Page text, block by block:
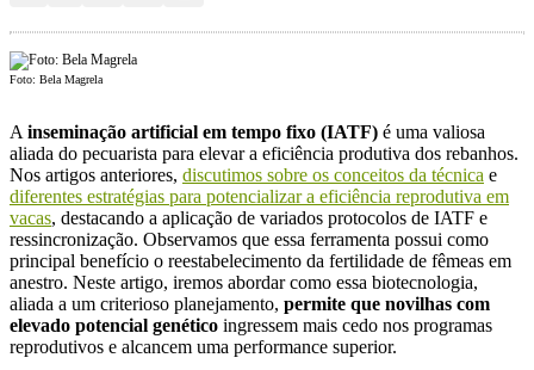
Foto: Bela Magrela
A inseminação artificial em tempo fixo (IATF) é uma valiosa
aliada do pecuarista para elevar a eficiência produtiva dos rebanhos.
Nos artigos anteriores, discutimos sobre os conceitos da técnica e
diferentes estratégias para potencializar a eficiência reprodutiva em
vacas, destacando a aplicação de variados protocolos de IATF e
ressincronização. Observamos que essa ferramenta possui como
principal benefício o reestabelecimento da fertilidade de fêmeas em
anestro. Neste artigo, iremos abordar como essa biotecnologia,
aliada a um criterioso planejamento, permite que novilhas com
elevado potencial genético ingressem mais cedo nos programas
reprodutivos e alcancem uma performance superior.